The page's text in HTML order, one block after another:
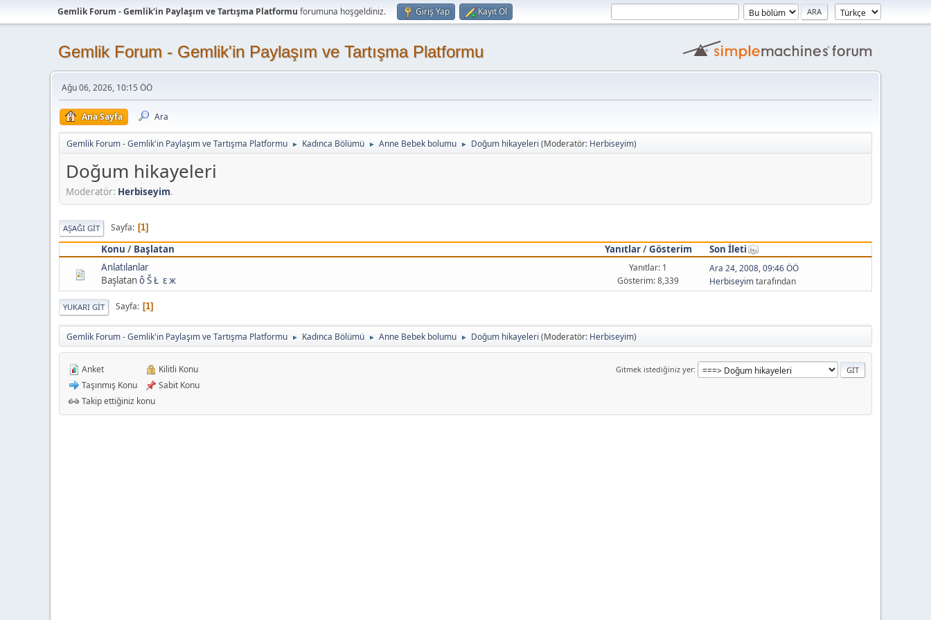
Gemlik Forum - Gemlik'in Paylaşım ve Tartışma Platformu forumuna hoşgeldiniz. Giriş Yap Kayıt Ol
Gemlik Forum - Gemlik'in Paylaşım ve Tartışma Platformu
Ağu 06, 2026, 10:15 ÖÖ
Ana Sayfa Ara
Gemlik Forum - Gemlik'in Paylaşım ve Tartışma Platformu ► Kadınca Bölümü ► Anne Bebek bolumu ► Doğum hikayeleri (Moderatör: Herbiseyim)
Doğum hikayeleri
Moderatör: Herbiseyim.
AŞAĞI GIT Sayfa 1
Konu / Başlatan Yanıtlar/Gösterim
Son İleti
Anlatılanlar
Başlatanô Š Ł ε ж
Yanıtlar: 1
Gösterim: 8,339
Ara 24, 2008, 09:46 ÖÖ
Herbiseyimtarafından
YUKARI GIT Sayfa 1
Gemlik Forum - Gemlik'in Paylaşım ve Tartışma Platformu ► Kadınca Bölümü ► Anne Bebek bolumu ► Doğum hikayeleri (Moderatör: Herbiseyim)
Gitmek istediğiniz yer
Anket
Taşınmış Konu
Kilitli Konu
Sabit Konu
Takip ettiğiniz konu